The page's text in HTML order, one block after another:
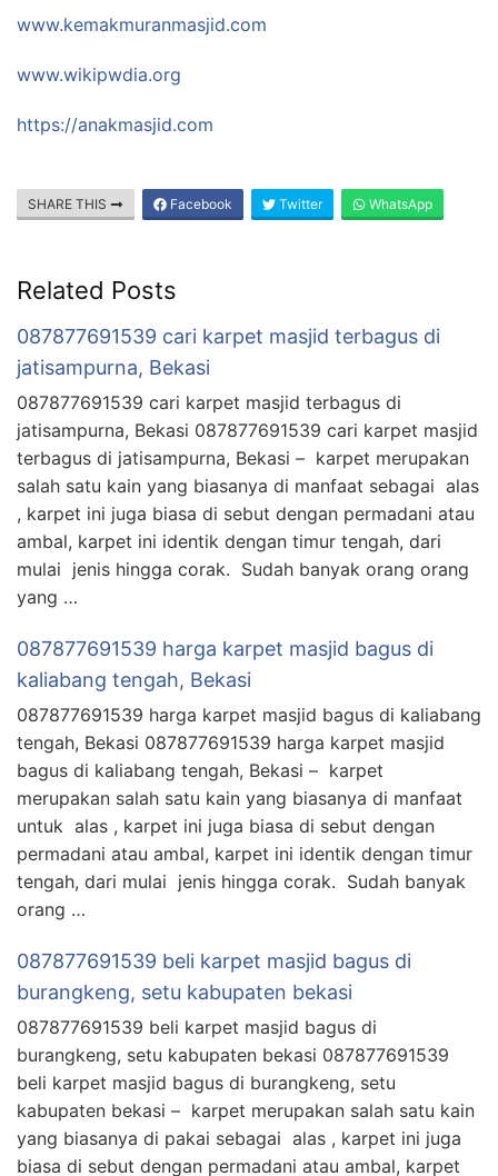
www.kemakmuranmasjid.com
www.wikipwdia.org
https://anakmasjid.com
SHARE THIS Facebook Twitter WhatsApp
Related Posts
087877691539 cari karpet masjid terbagus di
jatisampurna, Bekasi
087877691539 cari karpet masjid terbagus di
jatisampurna, Bekasi 087877691539 cari karpet masjid
terbagus di jatisampurna, Bekasi – karpet merupakan
salah satu kain yang biasanya di manfaat sebagai alas
, karpet ini juga biasa di sebut dengan permadani atau
ambal, karpet ini identik dengan timur tengah, dari
mulai jenis hingga corak. Sudah banyak orang orang
yang …
087877691539 harga karpet masjid bagus di
kaliabang tengah, Bekasi
087877691539 harga karpet masjid bagus di kaliabang
tengah, Bekasi 087877691539 harga karpet masjid
bagus di kaliabang tengah, Bekasi – karpet
merupakan salah satu kain yang biasanya di manfaat
untuk alas , karpet ini juga biasa di sebut dengan
permadani atau ambal, karpet ini identik dengan timur
tengah, dari mulai jenis hingga corak. Sudah banyak
orang …
087877691539 beli karpet masjid bagus di
burangkeng, setu kabupaten bekasi
087877691539 beli karpet masjid bagus di
burangkeng, setu kabupaten bekasi 087877691539
beli karpet masjid bagus di burangkeng, setu
kabupaten bekasi – karpet merupakan salah satu kain
yang biasanya di pakai sebagai alas , karpet ini juga
biasa di sebut dengan permadani atau ambal, karpet